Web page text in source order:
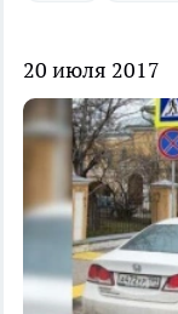
20 июля 2017